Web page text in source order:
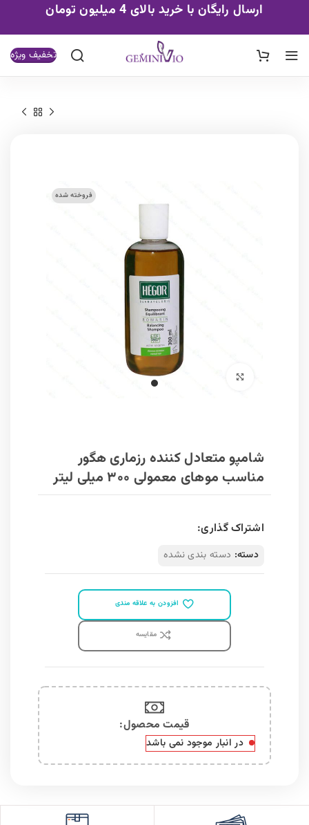
ارسال رایگان با خرید بالای 4 میلیون تومان
تخفیف ویژه
فروخته شده
برای بزرگنمایی کلیک کنید
شامپو متعادل کننده رزماری هگور
مناسب موهای معمولی ۳۰۰ میلی لیتر
اشتراک گذاری:
دسته: دسته بندی نشده
افزودن به علاقه مندی
مقايسه
قیمت محصول:​
در انبار موجود نمی باشد